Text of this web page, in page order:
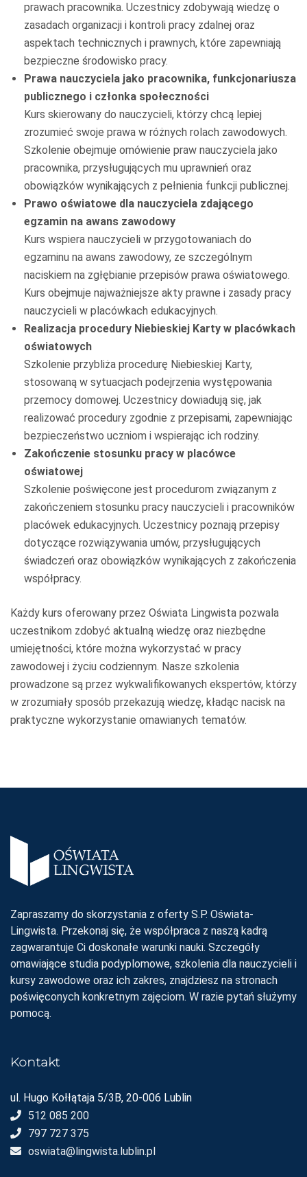
prawach pracownika. Uczestnicy zdobywają wiedzę o
zasadach organizacji i kontroli pracy zdalnej oraz
aspektach technicznych i prawnych, które zapewniają
bezpieczne środowisko pracy.
Prawa nauczyciela jako pracownika, funkcjonariusza
publicznego i członka społeczności
Kurs skierowany do nauczycieli, którzy chcą lepiej
zrozumieć swoje prawa w różnych rolach zawodowych.
Szkolenie obejmuje omówienie praw nauczyciela jako
pracownika, przysługujących mu uprawnień oraz
obowiązków wynikających z pełnienia funkcji publicznej.
Prawo oświatowe dla nauczyciela zdającego
egzamin na awans zawodowy
Kurs wspiera nauczycieli w przygotowaniach do
egzaminu na awans zawodowy, ze szczególnym
naciskiem na zgłębianie przepisów prawa oświatowego.
Kurs obejmuje najważniejsze akty prawne i zasady pracy
nauczycieli w placówkach edukacyjnych.
Realizacja procedury Niebieskiej Karty w placówkach
oświatowych
Szkolenie przybliża procedurę Niebieskiej Karty,
stosowaną w sytuacjach podejrzenia występowania
przemocy domowej. Uczestnicy dowiadują się, jak
realizować procedury zgodnie z przepisami, zapewniając
bezpieczeństwo uczniom i wspierając ich rodziny.
Zakończenie stosunku pracy w placówce
oświatowej
Szkolenie poświęcone jest procedurom związanym z
zakończeniem stosunku pracy nauczycieli i pracowników
placówek edukacyjnych. Uczestnicy poznają przepisy
dotyczące rozwiązywania umów, przysługujących
świadczeń oraz obowiązków wynikających z zakończenia
współpracy.
Każdy kurs oferowany przez Oświata Lingwista pozwala
uczestnikom zdobyć aktualną wiedzę oraz niezbędne
umiejętności, które można wykorzystać w pracy
zawodowej i życiu codziennym. Nasze szkolenia
prowadzone są przez wykwalifikowanych ekspertów, którzy
w zrozumiały sposób przekazują wiedzę, kładąc nacisk na
praktyczne wykorzystanie omawianych tematów.
Zapraszamy do skorzystania z oferty S.P. Oświata-
Lingwista. Przekonaj się, że współpraca z naszą kadrą
zagwarantuje Ci doskonałe warunki nauki. Szczegóły
omawiające studia podyplomowe, szkolenia dla nauczycieli i
kursy zawodowe oraz ich zakres, znajdziesz na stronach
poświęconych konkretnym zajęciom. W razie pytań służymy
pomocą.
Kontakt
ul. Hugo Kołłątaja 5/3B, 20-006 Lublin
512 085 200
797 727 375
oswiata@lingwista.lublin.pl